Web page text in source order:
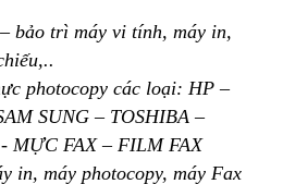
bảo trì máy vi tính, máy in,
photocopy các loại: HP –
SUNG – TOSHIBA –
MỰC FAX – FILM FAX
in, máy photocopy, máy Fax